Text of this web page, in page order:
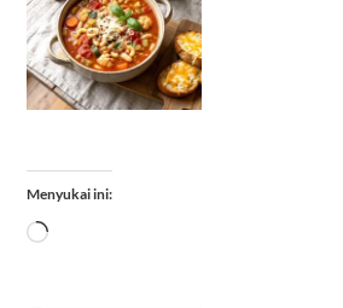
Menyukai ini:
Memuat...